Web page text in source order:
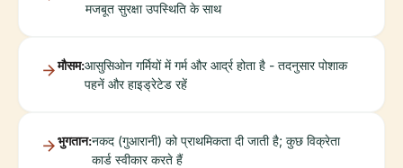
मजबूत सुरक्षा उपस्थिति के साथ
मौसम:आसुसिओन गर्मियों में गर्म और आर्द्र होता है - तदनुसार पोशाक
पहनें और हाइड्रेटेड रहें
भुगतान:नकद (गुआरानी) को प्राथमिकता दी जाती है; कुछ विक्रेता
कार्ड स्वीकार करते हैं